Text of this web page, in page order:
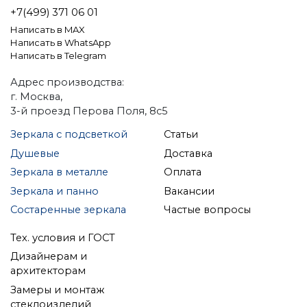
+7(499) 371 06 01
Написать в MAX
Написать в WhatsApp
Написать в Telegram
Адрес производства:
г. Москва,
3-й проезд Перова Поля, 8с5
Зеркала с подсветкой
Душевые
Зеркала в металле
Зеркала и панно
Состаренные зеркала
Статьи
Доставка
Оплата
Вакансии
Частые вопросы
Тех. условия и ГОСТ
Дизайнерам и
архитекторам
Замеры и монтаж
стеклоизделий